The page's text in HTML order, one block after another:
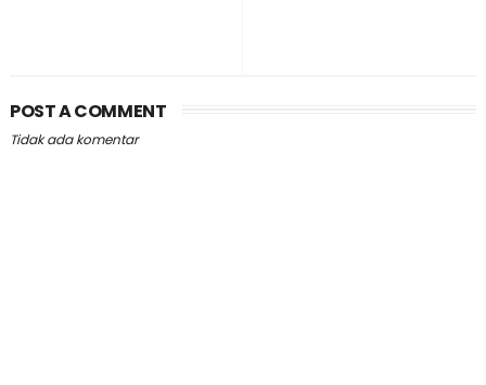
POST A COMMENT
Tidak ada komentar